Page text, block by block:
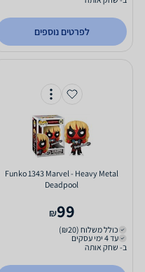
לפרטים נוספים
Funko 1343 Marvel - Heavy Metal
Deadpool
99
₪
כולל משלוח (₪20)
עד 4 ימי עסקים
ב- שחק אותה